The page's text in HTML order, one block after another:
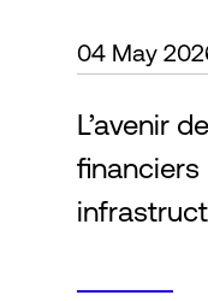
04 May
L’avenir
financiers